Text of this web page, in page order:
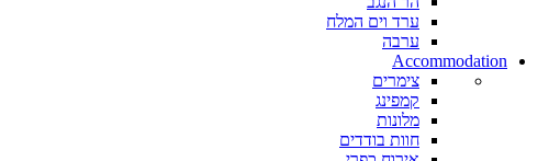
ערד וים המלח
ערבה
Accommodation
צימרים
קמפינג
מלונות
חוות בודדים